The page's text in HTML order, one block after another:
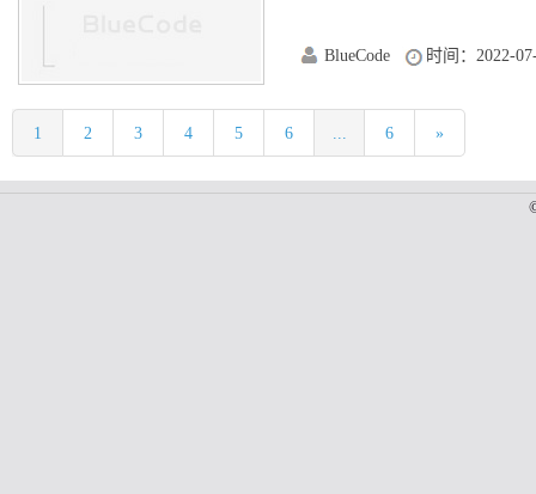
BlueCode 时间：2022-
1 2 3 4 5 6 ... 6 »